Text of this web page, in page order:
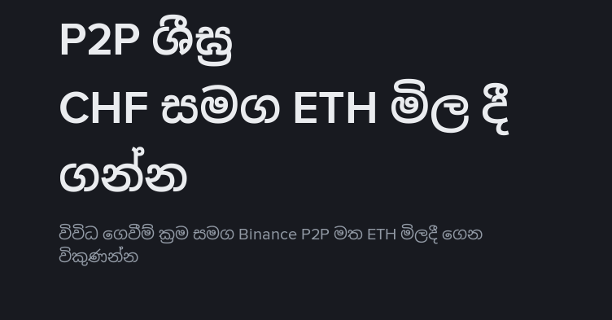
P2P ශීඝ්‍ර
CHF සමග ETH මිල දී
ගන්න
විවිධ ගෙවීම් ක්‍රම සමග Binance P2P මත ETH මිලදී ගෙන
විකුණන්න